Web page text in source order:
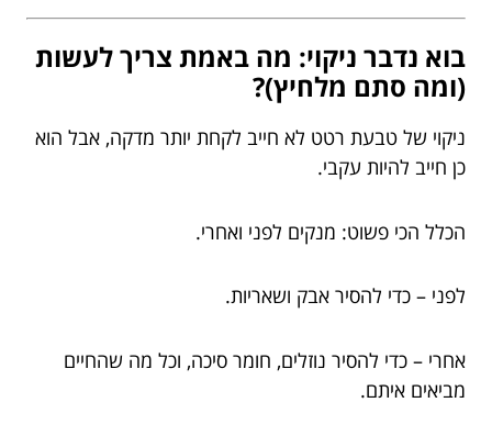
בוא נדבר ניקוי: מה באמת צריך לעשות
(ומה סתם מלחיץ)?
ניקוי של טבעת רטט לא חייב לקחת יותר מדקה, אבל הוא
כן חייב להיות עקבי.
הכלל הכי פשוט: מנקים לפני ואחרי.
לפני – כדי להסיר אבק ושאריות.
אחרי – כדי להסיר נוזלים, חומר סיכה, וכל מה שהחיים
מביאים איתם.